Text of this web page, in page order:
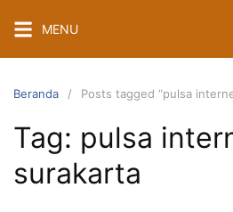
ke
konten
MENU
Beranda Posts tagged “pulsa
Tag: pulsa
surakarta